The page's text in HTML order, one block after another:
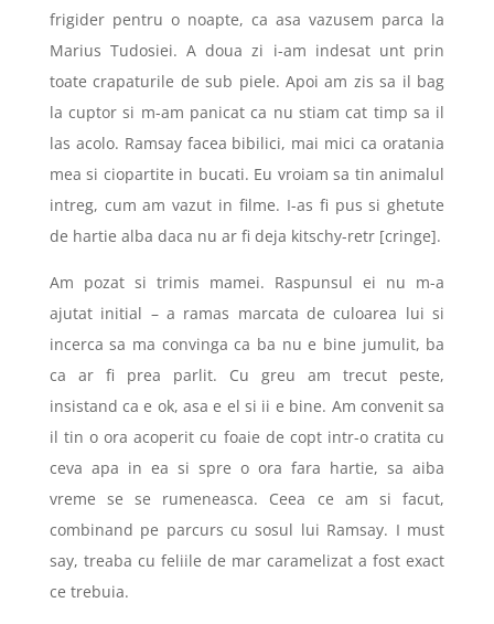
frigider pentru o noapte, ca asa vazusem parca la
Marius Tudosiei. A doua zi i-am indesat unt prin
toate crapaturile de sub piele. Apoi am zis sa il bag
la cuptor si m-am panicat ca nu stiam cat timp sa il
las acolo. Ramsay facea bibilici, mai mici ca oratania
mea si ciopartite in bucati. Eu vroiam sa tin animalul
intreg, cum am vazut in filme. I-as fi pus si ghetute
de hartie alba daca nu ar fi deja kitschy-retr [cringe].
Am pozat si trimis mamei. Raspunsul ei nu m-a
ajutat initial – a ramas marcata de culoarea lui si
incerca sa ma convinga ca ba nu e bine jumulit, ba
ca ar fi prea parlit. Cu greu am trecut peste,
insistand ca e ok, asa e el si ii e bine. Am convenit sa
il tin o ora acoperit cu foaie de copt intr-o cratita cu
ceva apa in ea si spre o ora fara hartie, sa aiba
vreme se se rumeneasca. Ceea ce am si facut,
combinand pe parcurs cu sosul lui Ramsay. I must
say, treaba cu feliile de mar caramelizat a fost exact
ce trebuia.